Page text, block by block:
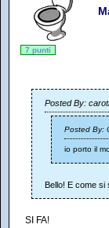
7 punti
Posted By:
Posted By:
io porto il
Bello! E come si
SI FA!